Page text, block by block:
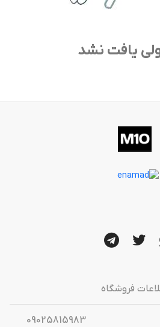
یافت نشد
فروشگاه
09025815983